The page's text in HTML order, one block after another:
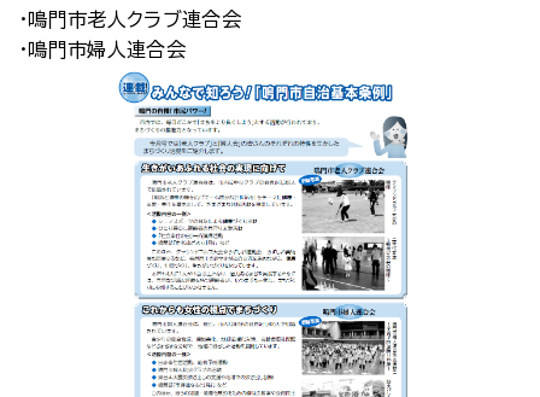
・鳴門市老人クラブ連合会
・鳴門市婦人連合会